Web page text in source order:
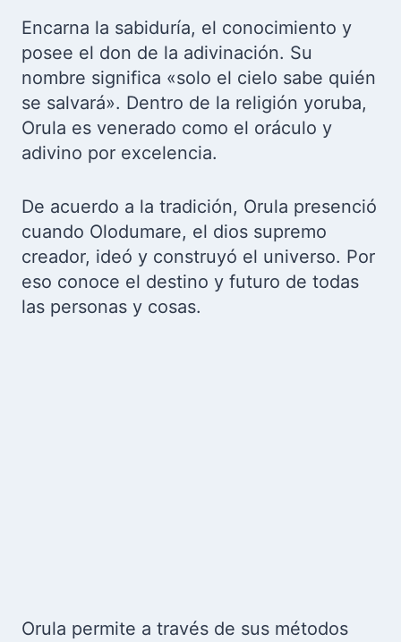
Encarna la sabiduría, el conocimiento y
posee el don de la adivinación. Su
nombre significa «solo el cielo sabe quién
se salvará». Dentro de la religión yoruba,
Orula es venerado como el oráculo y
adivino por excelencia.
De acuerdo a la tradición, Orula presenció
cuando Olodumare, el dios supremo
creador, ideó y construyó el universo. Por
eso conoce el destino y futuro de todas
las personas y cosas.
Orula permite a través de sus métodos